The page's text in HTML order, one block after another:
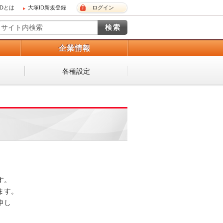
とは 大塚ID新規登録 ログイン
企業情報
各種設定
。
す。
し